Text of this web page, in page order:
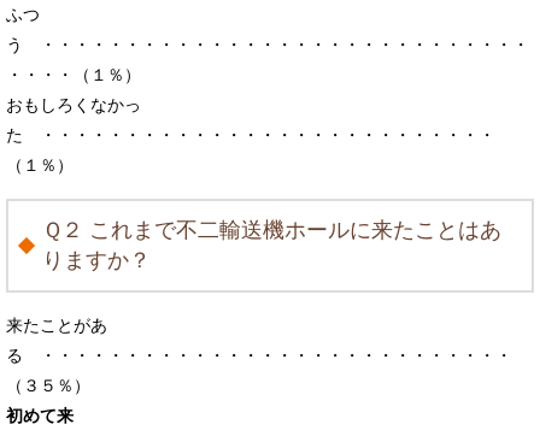
ふつ
う ・・・・・・・・・・・・・・・・・・・・・・・・・・・・・
・・・・（１％）
おもしろくなかっ
た ・・・・・・・・・・・・・・・・・・・・・・・・・・・
（１％）
Ｑ２ これまで不二輸送機ホールに来たことはあ
りますか？
来たことがあ
る ・・・・・・・・・・・・・・・・・・・・・・・・・・・・
（３５％）
初めて来